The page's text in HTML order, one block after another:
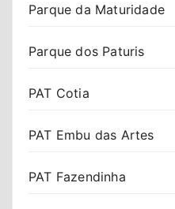
Parque da Maturidade
Parque dos Paturis
PAT Cotia
PAT Embu das Artes
PAT Fazendinha